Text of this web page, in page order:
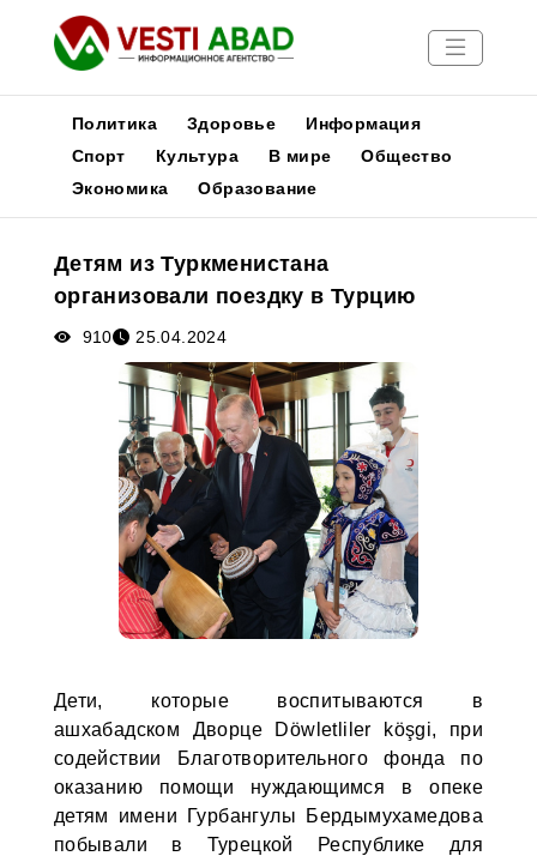
Новости
Медиа
Афиша
Политика Здоровье
Информация
Спорт
Культура В мире
Общество
Экономика
Образование
Детям из Туркменистана
организовали поездку в Турцию
910 25.04.2024
Дети, которые воспитываются в
ашхабадском Дворце Döwletliler köşgi, при
содействии Благотворительного фонда по
оказанию помощи нуждающимся в опеке
детям имени Гурбангулы Бердымухамедова
побывали в Турецкой Республике для